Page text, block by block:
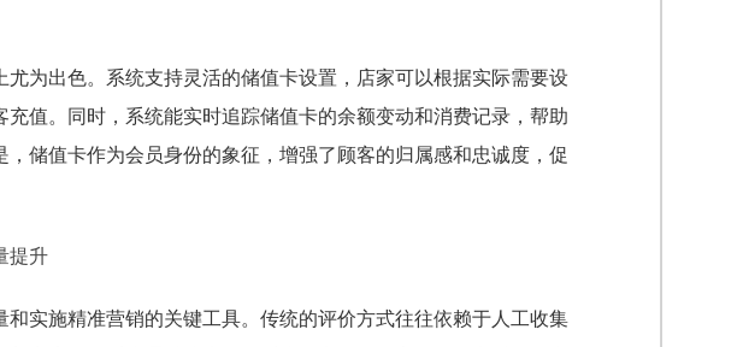
为出色。系统支持灵活的储值卡设置，店家可以根据实际需要设
值。同时，系统能实时追踪储值卡的余额变动和消费记录，帮助
储值卡作为会员身份的象征，增强了顾客的归属感和忠诚度，促
提升
实施精准营销的关键工具。传统的评价方式往往依赖于人工收集